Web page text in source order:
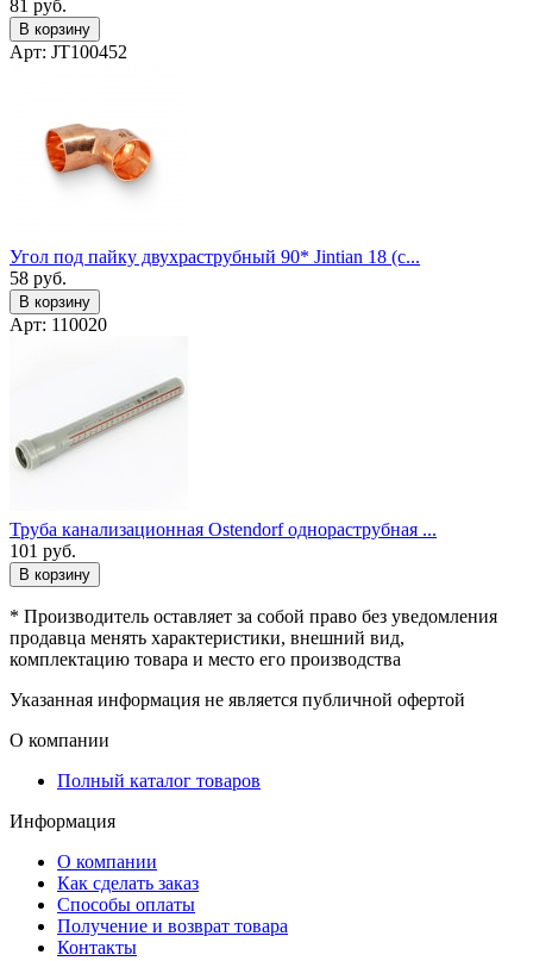
81 руб.
В корзину
Арт: JT100452
Угол под пайку двухраструбный 90* Jintian 18 (с...
58 руб.
В корзину
Арт: 110020
Труба канализационная Ostendorf однораструбная ...
101 руб.
В корзину
* Производитель оставляет за собой право без уведомления
продавца менять характеристики, внешний вид,
комплектацию товара и место его производства
Указанная информация не является публичной офертой
О компании
Полный каталог товаров
Информация
О компании
Как сделать заказ
Способы оплаты
Получение и возврат товара
Контакты